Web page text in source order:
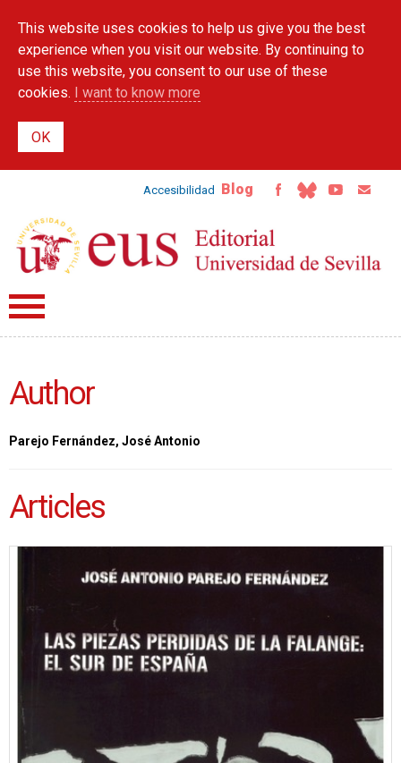
main
content
This website uses cookies to help us give you the best
experience when you visit our website. By continuing to
use this website, you consent to our use of these
cookies. I want to know more
Accesibilidad Blog
Author
Parejo Fernández, José Antonio
Articles